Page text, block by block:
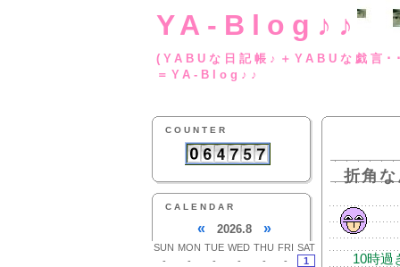
YA-Blog♪♪
(YABUな日記帳♪
＝YA-Blog♪♪
COUNTER
CALENDAR
« 2026.8 »
SUN MON TUE WED THU FRI SAT
-
- - - - -
1
折角
10時過